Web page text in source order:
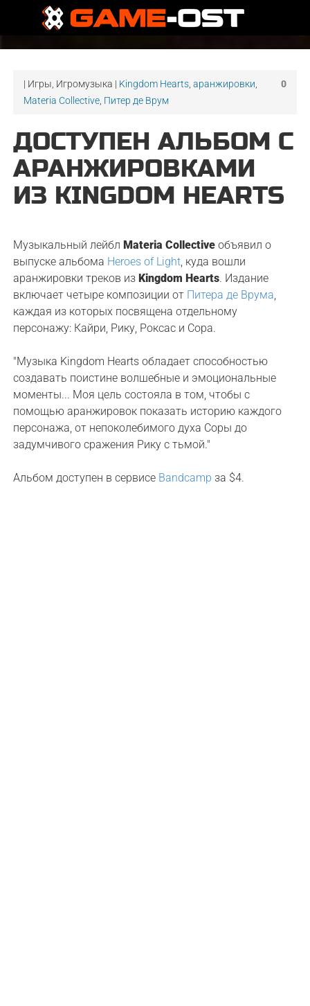
0
| Игры, Игромузыка | Kingdom Hearts ,аранжировки
Materia Collective Питер де Врум
ДОСТУПЕН АЛЬБОМ С
АРАНЖИРОВКАМИ
ИЗ KINGDOM HEARTS
Музыкальный лейблMateria Collective объявил о
выпуске альбома Heroes of Light, куда вошли
аранжировки треков изKingdom Hearts. Издание
включает четыре композиции от Питера де Врума,
каждая из которых посвящена отдельному
персонажу: Кайри, Рику, Роксас и Сора.
"Музыка Kingdom Hearts обладает способностью
создавать поистине волшебные и эмоциональные
моменты... Моя цель состояла в том, чтобы с
помощью аранжировок показать историю каждого
персонажа, от непоколебимого духа Соры до
задумчивого сражения Рику с тьмой."
Альбом доступен в сервисе Bandcamp за $4.